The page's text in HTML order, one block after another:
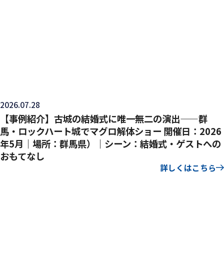
2026.07.28
【事例紹介】古城の結婚式に唯一無二の演出——群
馬・ロックハート城でマグロ解体ショー 開催日：2026
年5月｜場所：群馬県）｜シーン：結婚式・ゲストへの
おもてなし
詳しくはこちら